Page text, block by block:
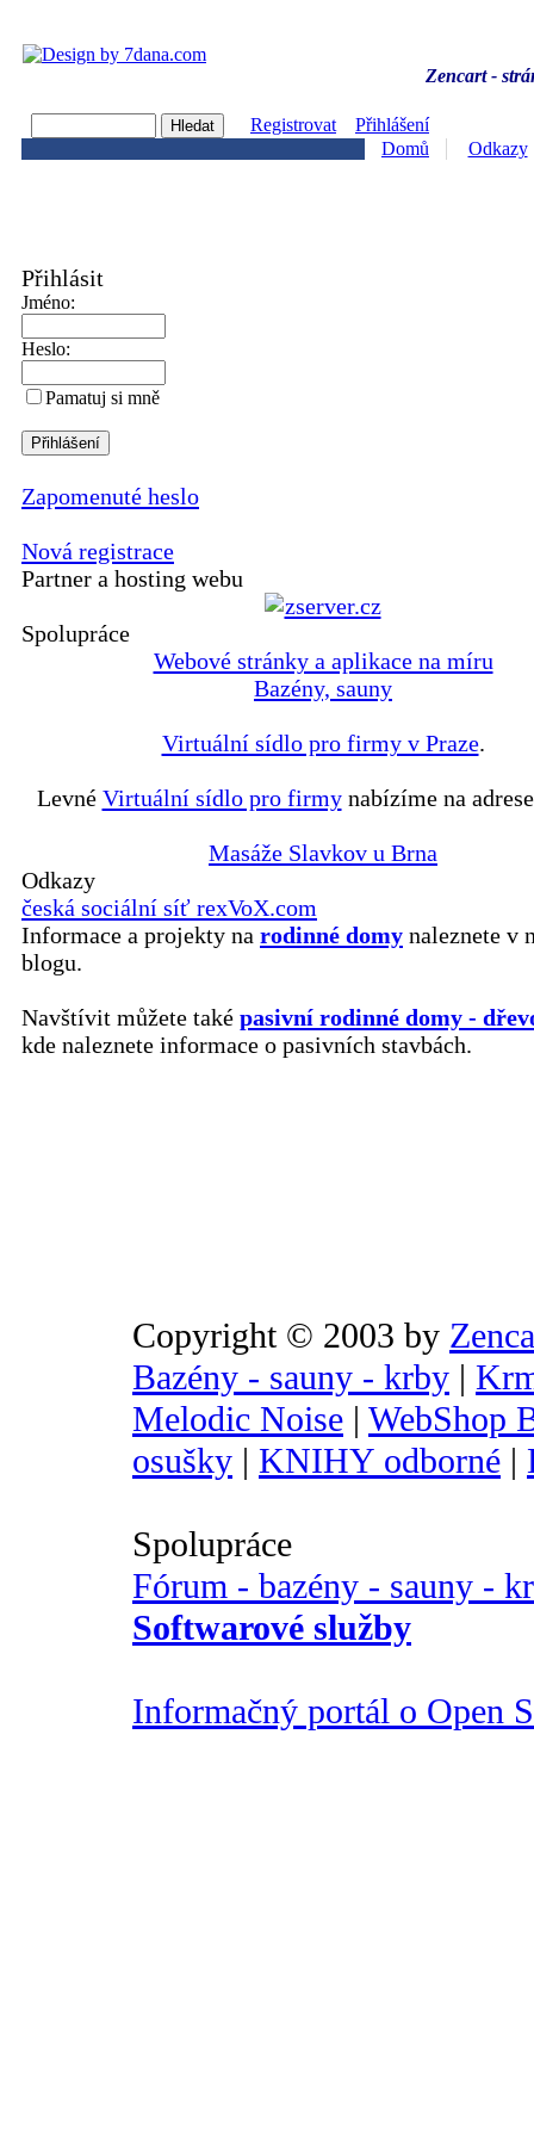
Zencart -
Registrovat
Přihlášení
Domů
Odkazy
Přihlásit
Jméno:
Heslo:
Pamatuj si mně
Zapomenuté heslo
Nová registrace
Partner a hosting webu
Spolupráce
Webové stránky a aplikace na míru
Bazény, sauny
Virtuální sídlo pro firmy v Praze.
Levné Virtuální sídlo pro firmynabízíme na
Masáže Slavkov u Brna
Odkazy
česká sociální síť rexVoX.com
Informace a projekty na rodinné domy naleznete v
blogu.
Navštívit můžete také pasivní rodinné domy -
kde naleznete informace o pasivních stavbách.
Copyright © 2003 by
Bazény - sauny - krby |
Melodic Noise | WebShop
osušky | KNIHY odborné |
Spolupráce
Fórum - bazény - sauny -
Softwarové služby
Informačný portál o Open